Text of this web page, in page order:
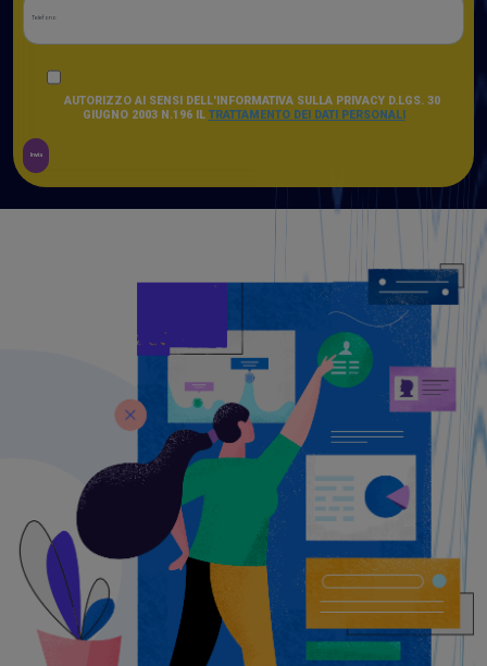
AUTORIZZO AI SENSI DELL'INFORMATIVA SULLA PRIVACY D.LGS. 30
GIUGNO 2003 N.196 IL TRATTAMENTO DEI DATI PERSONALI
Invia